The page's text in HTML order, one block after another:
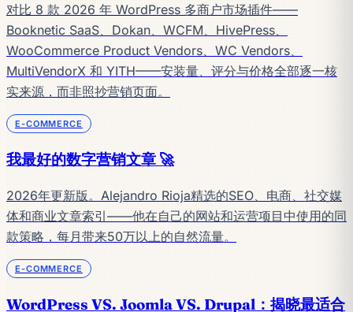
对比 8 款 2026 年 WordPress 多商户市场插件——
Booknetic SaaS、Dokan、WCFM、HivePress、
WooCommerce Product Vendors、WC Vendors、
MultiVendorX 和 YITH——安装量、评分与价格全部逐一核
实来源，而非照抄营销页面。
E-COMMERCE
我最好的数字营销文章 🚀
2026年更新版。Alejandro Rioja精选的SEO、电商、社交媒
体和商业文章索引——他在自己的网站和运营项目中使用的同
款策略，每月带来50万以上的自然流量。
E-COMMERCE
WordPress VS. Joomla VS. Drupal：揭晓最适合